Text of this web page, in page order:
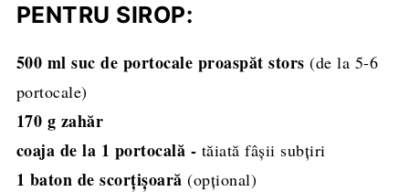
PENTRU SIROP:
500 ml suc de portocale proaspăt stors (de la 5-6
portocale)
170 g zahăr
coaja de la 1 portocală - tăiată fâșii subțiri
1 baton de scorțișoară (opțional)